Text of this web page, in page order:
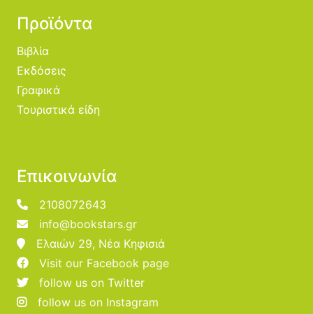
Προϊόντα
Βιβλία
Εκδόσεις
Γραφικά
Τουριστικά είδη
Επικοινωνία
2108072643
info@bookstars.gr
Ελαιών 29, Νέα Κηφισιά
Visit our Facebook page
follow us on Twitter
follow us on Instagram